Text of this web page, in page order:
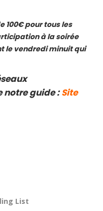
100€ pour tous les
à la soirée
le vendredi minuit qui
notre guide :Site
List